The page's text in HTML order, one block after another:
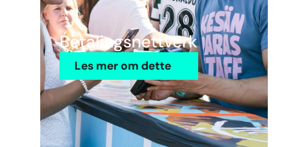
Betalingsnettverk
Les mer om dette